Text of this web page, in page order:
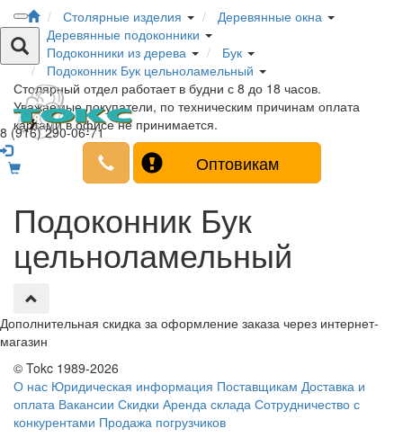
8 (916) 290-06-71
Столярные изделия
Деревянные окна
Деревянные подоконники
Подоконники из дерева
Бук
Подоконник Бук цельноламельный
Столярный отдел работает в будни с 8 до 18 часов.
Уважаемые покупатели, по техническим причинам оплата
картами в офисе не принимается.
Оптовикам
Подоконник Бук
цельноламельный
Дополнительная скидка за оформление заказа через интернет-
магазин
© Tokc 1989-2026
О нас Юридическая информация Поставщикам Доставка и
оплата Вакансии Скидки Аренда склада Сотрудничество с
конкурентами Продажа погрузчиков